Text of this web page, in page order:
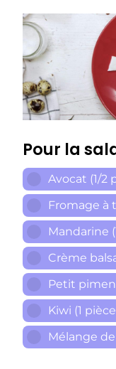
Pour la
Avocat (1/2
Fromage à
Mandarine
Crème
Petit
Kiwi (1
Mélange